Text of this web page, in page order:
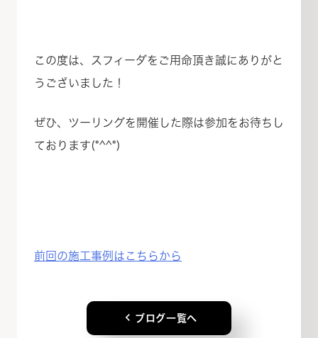
この度は、スフィーダをご用命頂き誠にありがと
うございました！
ぜひ、ツーリングを開催した際は参加をお待ちし
ております(*^^*)
前回の施工事例はこちらから
keyboard_arrow_left ブログ一覧へ